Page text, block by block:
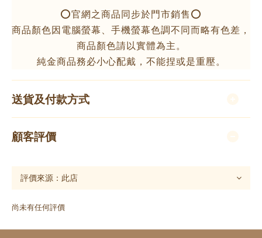
⭕️官網之商品同步於門市銷售⭕️
商品顏色因電腦螢幕、手機螢幕色調不同而略有色差，
商品顏色請以實體為主。
純金商品務必小心配戴，不能捏或是重壓。
送貨及付款方式
顧客評價
尚未有任何評價